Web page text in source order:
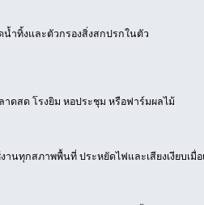
น้ำทิ้งและตัวกรองสิ่งสกปรกในตัว
ดสด โรงยิม หอประชุม หรือฟาร์มผลไม้
นทุกสภาพพื้นที่ ประหยัดไฟและเสียงเงียบเมื่